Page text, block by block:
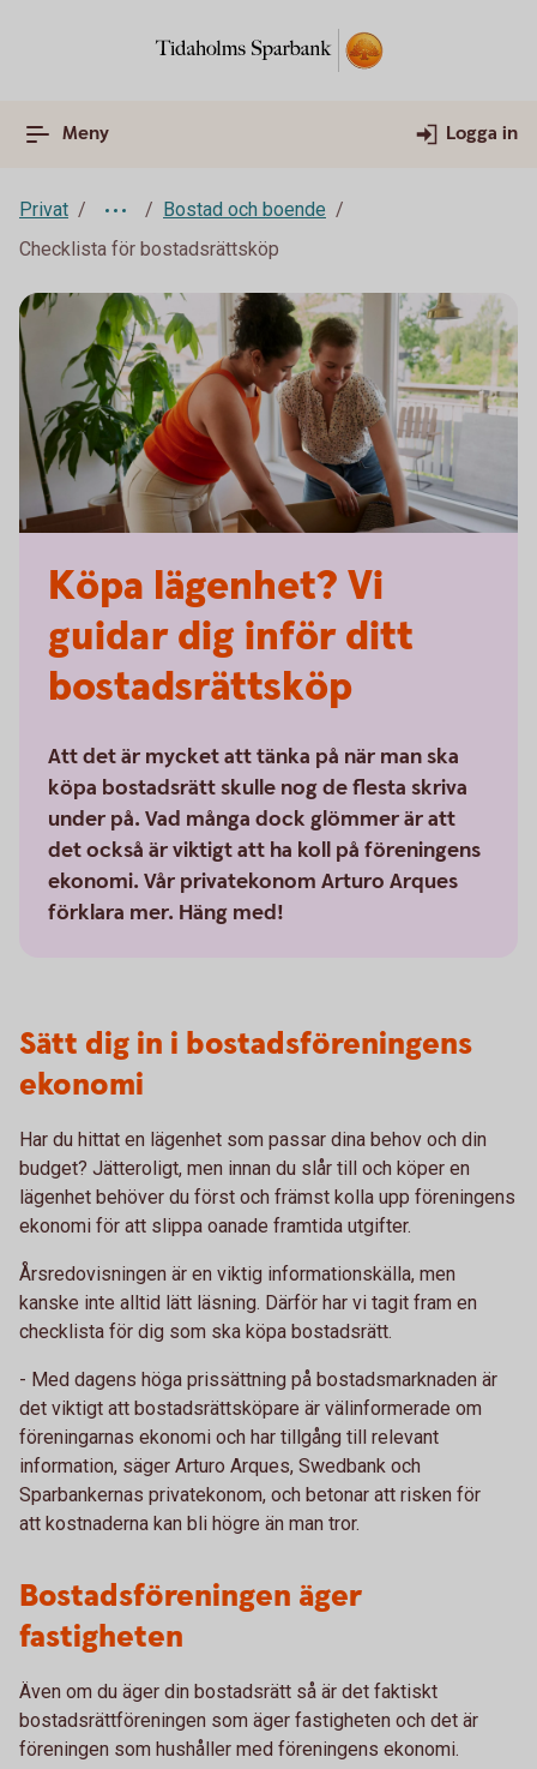
Meny Logga in
Privat
Bostad och boende
Checklista för bostadsrättsköp
Köpa lägenhet? Vi
guidar dig inför ditt
bostadsrättsköp
Att det är mycket att tänka på när man ska
köpa bostadsrätt skulle nog de flesta skriva
under på. Vad många dock glömmer är att
det också är viktigt att ha koll på föreningens
ekonomi. Vår privatekonom Arturo Arques
förklara mer. Häng med!
Sätt dig in i bostadsföreningens
ekonomi
Har du hittat en lägenhet som passar dina behov och din
budget? Jätteroligt, men innan du slår till och köper en
lägenhet behöver du först och främst kolla upp föreningens
ekonomi för att slippa oanade framtida utgifter.
Årsredovisningen är en viktig informationskälla, men
kanske inte alltid lätt läsning. Därför har vi tagit fram en
checklista för dig som ska köpa bostadsrätt.
- Med dagens höga prissättning på bostadsmarknaden är
det viktigt att bostadsrättsköpare är välinformerade om
föreningarnas ekonomi och har tillgång till relevant
information, säger Arturo Arques, Swedbank och
Sparbankernas privatekonom, och betonar att risken för
att kostnaderna kan bli högre än man tror.
Bostadsföreningen äger
fastigheten
Även om du äger din bostadsrätt så är det faktiskt
bostadsrättföreningen som äger fastigheten och det är
föreningen som hushåller med föreningens ekonomi.